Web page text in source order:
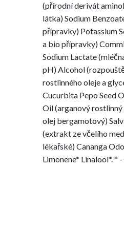
(přírodní derivát
látka) Sodium
přípravky) Potassium
a bio přípravky)
Sodium Lactate
pH) Alcohol
rostlinného oleje a
Cucurbita Pepo Seed
Oil (arganový
olej bergamotový)
(extrakt ze včelího
lékařské) Cananga
Limonene* Linalool*. *